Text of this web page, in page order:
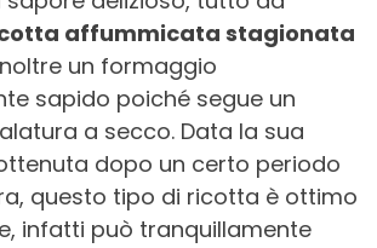
affummicata stagionata
un formaggio
sapido poiché segue un
a secco. Data la sua
dopo un certo periodo
questo tipo di ricotta è ottimo
infatti può tranquillamente